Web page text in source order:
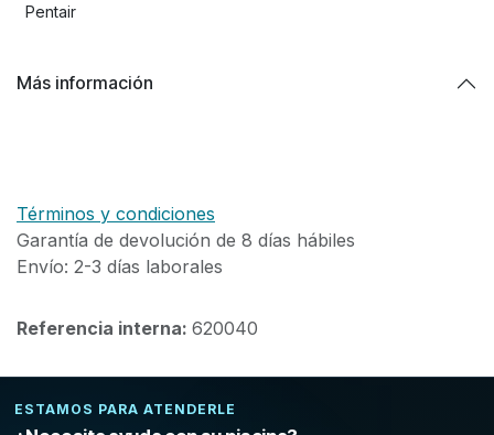
Pentair
Más información
Términos y condiciones
Garantía de devolución de 8 días hábiles
Envío: 2-3 días laborales
Referencia interna: 620040
ESTAMOS PARA ATENDERLE